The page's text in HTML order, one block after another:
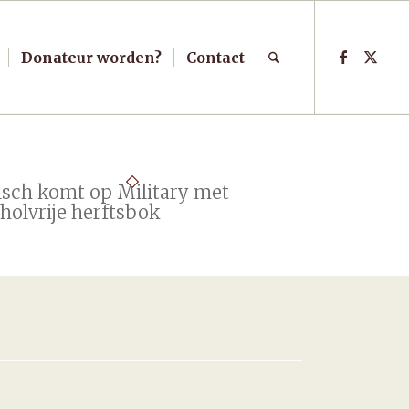
Donateur worden? Contact
komt op Military met
herftsbok